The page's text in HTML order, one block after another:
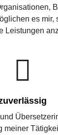
es mir,
Leistungen
meiner